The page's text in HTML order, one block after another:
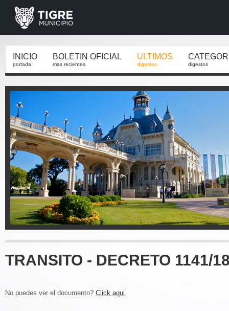
INICIO
portada
BOLETIN OFICIAL
mas recientes
ULTIMOS
digestos digestos
TRANSITO - DECRETO 1141/
No puedes ver el documento? Click aqui